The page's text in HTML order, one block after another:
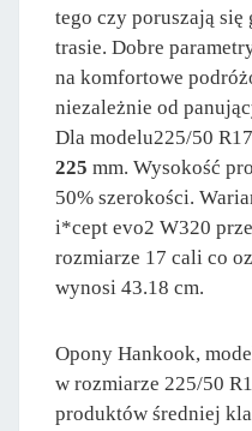
tego czy poruszają się
trasie. Dobre
na komfortowe
niezależnie od
Dla modelu225/50
225 mm. Wysokość
50% szerokości.
i*cept evo2 W320
rozmiarze 17 cali co
wynosi 43.18 cm.
Opony Hankook,
w rozmiarze 225/50
produktów średniej